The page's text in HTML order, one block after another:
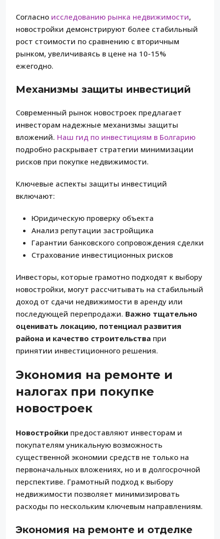
Согласно исследованию рынка недвижимости,
новостройки демонстрируют более стабильный
рост стоимости по сравнению с вторичным
рынком, увеличиваясь в цене на 10-15%
ежегодно.
Механизмы защиты инвестиций
Современный рынок новостроек предлагает
инвесторам надежные механизмы защиты
вложений. Наш гид по инвестициям в Болгарию
подробно раскрывает стратегии минимизации
рисков при покупке недвижимости.
Ключевые аспекты защиты инвестиций
включают:
Юридическую проверку объекта
Анализ репутации застройщика
Гарантии банковского сопровождения сделки
Страхование инвестиционных рисков
Инвесторы, которые грамотно подходят к выбору
новостройки, могут рассчитывать на стабильный
доход от сдачи недвижимости в аренду или
последующей перепродажи. Важно тщательно
оценивать локацию, потенциал развития
района и качество строительства при
принятии инвестиционного решения.
Экономия на ремонте и
налогах при покупке
новостроек
Новостройки предоставляют инвесторам и
покупателям уникальную возможность
существенной экономии средств не только на
первоначальных вложениях, но и в долгосрочной
перспективе. Грамотный подход к выбору
недвижимости позволяет минимизировать
расходы по нескольким ключевым направлениям.
Экономия на ремонте и отделке